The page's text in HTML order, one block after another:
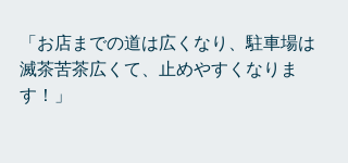
「お店までの道は広くなり、駐車場は
滅茶苦茶広くて、止めやすくなりま
す！」